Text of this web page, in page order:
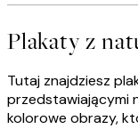
Plakaty z
Tutaj znajdziesz
przedstawiającymi
kolorowe obrazy,